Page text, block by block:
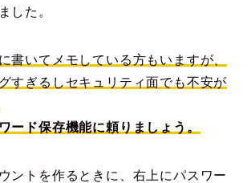
した。
書いてメモしている方もいますが、
すぎるしセキュリティ面でも不安が
ード保存機能に頼りましょう。
ントを作るときに、右上にパスワー